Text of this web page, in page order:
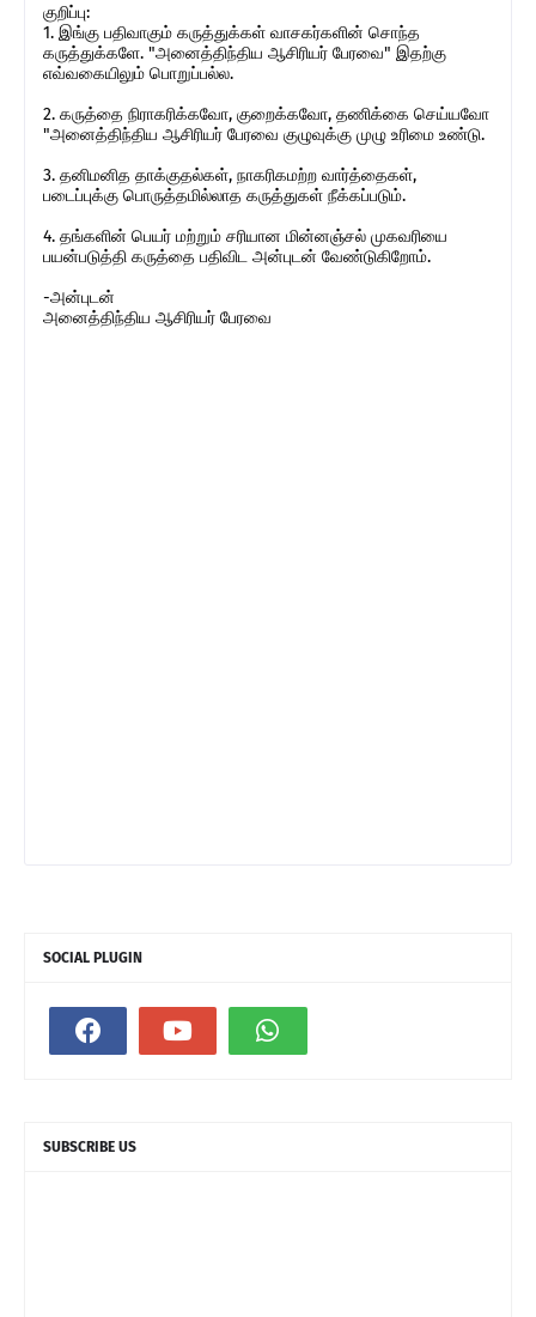
குறிப்பு:
1. இங்கு பதிவாகும் கருத்துக்கள் வாசகர்களின் சொந்த
கருத்துக்களே. "அனைத்திந்திய ஆசிரியர் பேரவை" இதற்கு
எவ்வகையிலும் பொறுப்பல்ல.
2. கருத்தை நிராகரிக்கவோ, குறைக்கவோ, தணிக்கை செய்யவோ
"அனைத்திந்திய ஆசிரியர் பேரவை குழுவுக்கு முழு உரிமை உண்டு.
3. தனிமனித தாக்குதல்கள், நாகரிகமற்ற வார்த்தைகள்,
படைப்புக்கு பொருத்தமில்லாத கருத்துகள் நீக்கப்படும்.
4. தங்களின் பெயர் மற்றும் சரியான மின்னஞ்சல் முகவரியை
பயன்படுத்தி கருத்தை பதிவிட அன்புடன் வேண்டுகிறோம்.
-அன்புடன்
அனைத்திந்திய ஆசிரியர் பேரவை
SOCIAL PLUGIN
SUBSCRIBE US